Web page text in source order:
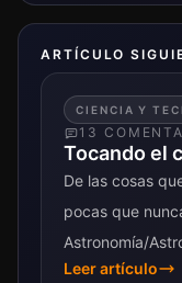
ARTÍCULO
CIENCIA Y
13
Tocando el
De las cosas
pocas que
Astronomía/
esa omisión,
Leer artículo